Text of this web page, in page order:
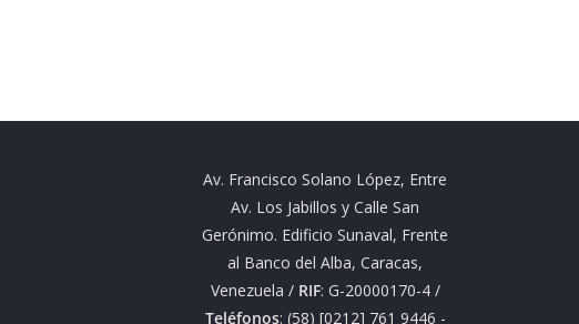
Av. Francisco Solano López, Entre
Av. Los Jabillos y Calle San
Gerónimo. Edificio Sunaval, Frente
al Banco del Alba, Caracas,
Venezuela / RIF: G-20000170-4 /
Teléfonos: (58) [0212] 761 9446 -